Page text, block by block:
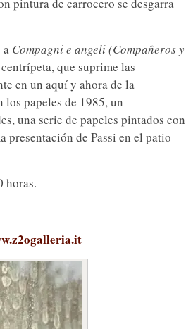
pintura de carrocero se desgarra
a Compagni e angeli (Compañeros y
que suprime las
en un aquí y ahora de la
los papeles de 1985, un
una serie de papeles pintados con
de Passi en el patio
horas.